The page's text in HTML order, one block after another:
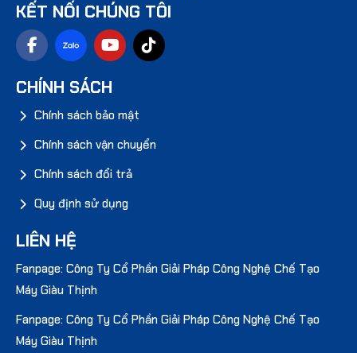
KẾT NỐI CHÚNG TÔI
CHÍNH SÁCH
Chính sách bảo mật
Chính sách vận chuyển
Chính sách đổi trả
Quy định sử dụng
LIÊN HỆ
Fanpage: Công Ty Cổ Phần Giải Pháp Công Nghệ Chế Tạo
Máy Giàu Thịnh
Fanpage: Công Ty Cổ Phần Giải Pháp Công Nghệ Chế Tạo
Máy Giàu Thịnh